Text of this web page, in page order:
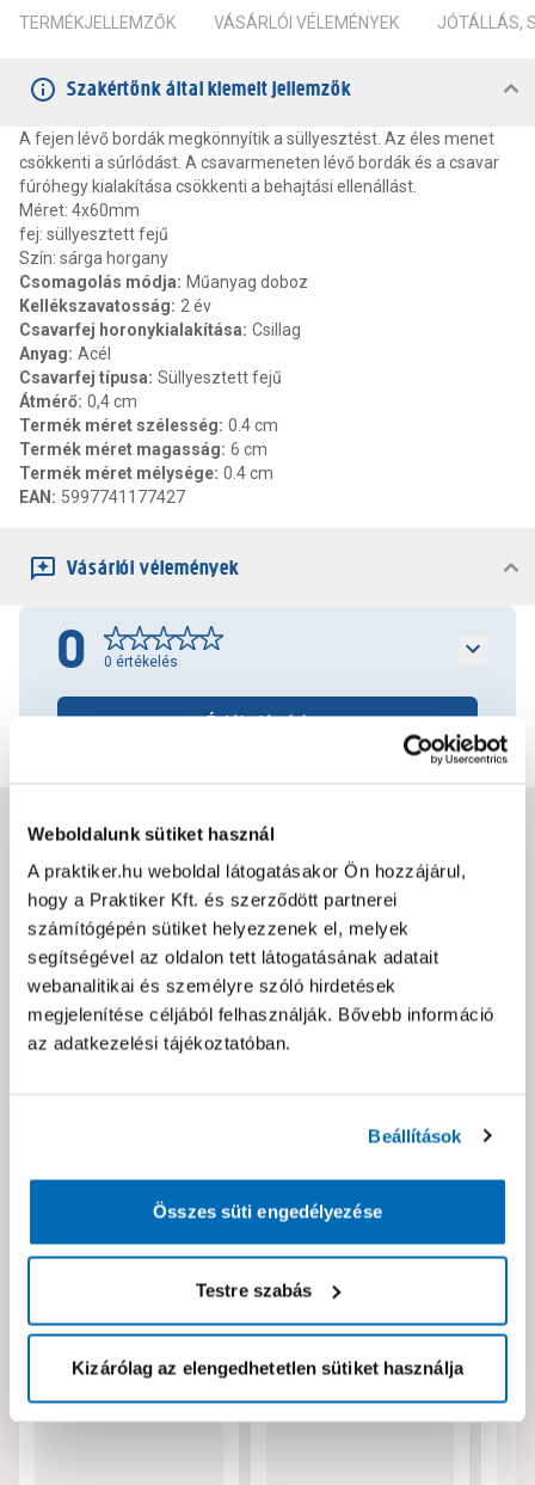
Weboldalunk sütiket használ
A praktiker.hu weboldal látogatásakor Ön hozzájárul,
hogy a Praktiker Kft. és szerződött partnerei
számítógépén sütiket helyezzenek el, melyek
segítségével az oldalon tett látogatásának adatait
webanalitikai és személyre szóló hirdetések
megjelenítése céljából felhasználják. Bővebb információ
az adatkezelési tájékoztatóban.
Beállítások
Összes süti engedélyezése
Testre szabás
Kizárólag az elengedhetetlen sütiket használja
TERMÉKJELLEMZŐK VÁSÁRLÓI VÉLEMÉNYEK JÓTÁLLÁS,
Szakértőnk által kiemelt jellemzők
A fejen lévő bordák megkönnyítik a süllyesztést. Az éles menet
csökkenti a súrlódást. A csavarmeneten lévő bordák és a csavar
fúróhegy kialakítása csökkenti a behajtási ellenállást.
Méret: 4x60mm
fej: süllyesztett fejű
Szín: sárga horgany
Csomagolás módja: Műanyag doboz
Kellékszavatosság: 2 év
Csavarfej horonykialakítása: Csillag
Anyag: Acél
Csavarfej típusa: Süllyesztett fejű
Átmérő: 0,4 cm
Termék méret szélesség: 0.4 cm
Termék méret magasság: 6 cm
Termék méret mélysége: 0.4 cm
EAN : 5997741177427
Vásárlói vélemények
0 0 értékelés
Értékelés írása
Jótállás, szavatosság
Csomagolási és súly információk
Dokumentumok, felelős személy
Neked ajánljuk!